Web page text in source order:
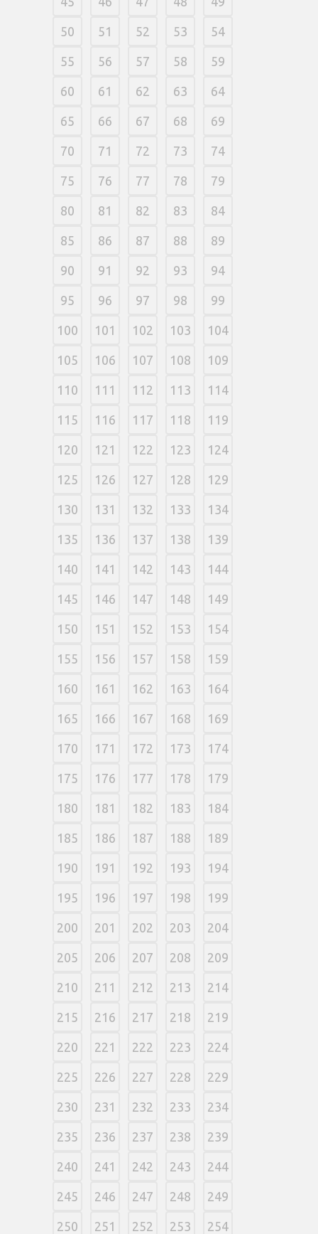
50 51 52 53 54
55 56 57 58 59
60 61 62 63 64
65 66 67 68 69
70 71 72 73 74
75 76 77 78 79
80 81 82 83 84
85 86 87 88 89
90 91 92 93 94
95 96 97 98 99
100 101 102 103 104
105 106 107 108 109
110 111 112 113 114
115 116 117 118 119
120 121 122 123 124
125 126 127 128 129
130 131 132 133 134
135 136 137 138 139
140 141 142 143 144
145 146 147 148 149
150 151 152 153 154
155 156 157 158 159
160 161 162 163 164
165 166 167 168 169
170 171 172 173 174
175 176 177 178 179
180 181 182 183 184
185 186 187 188 189
190 191 192 193 194
195 196 197 198 199
200 201 202 203 204
205 206 207 208 209
210 211 212 213 214
215 216 217 218 219
220 221 222 223 224
225 226 227 228 229
230 231 232 233 234
235 236 237 238 239
240 241 242 243 244
245 246 247 248 249
250 251 252 253 254